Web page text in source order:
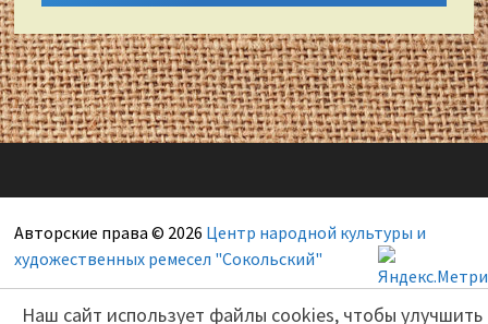
Авторские права © 2026 Центр народной культуры и
художественных ремесел "Сокольский"
Наш сайт использует файлы cookies, чтобы улучшить